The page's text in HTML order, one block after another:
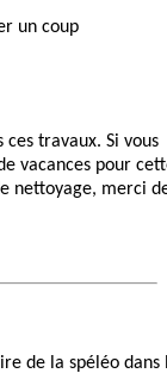
un coup
ces travaux. Si vous
vacances pour
nettoyage, merci
de la spéléo dans